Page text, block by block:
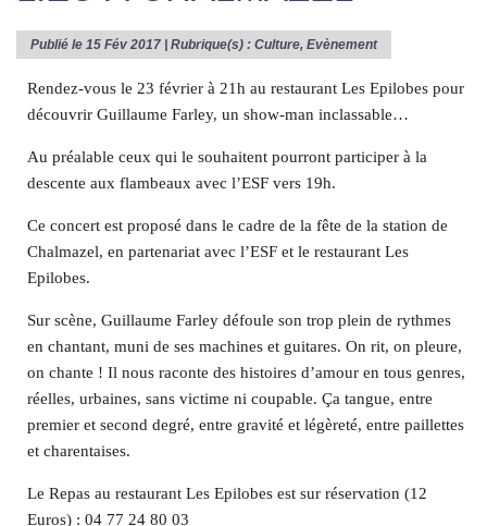
Publié le 15 Fév 2017 | Rubrique(s) : Culture, Evènement
Rendez-vous le 23 février à 21h au restaurant Les Epilobes pour
découvrir Guillaume Farley, un show-man inclassable…
Au préalable ceux qui le souhaitent pourront participer à la
descente aux flambeaux avec l’ESF vers 19h.
Ce concert est proposé dans le cadre de la fête de la station de
Chalmazel, en partenariat avec l’ESF et le restaurant Les
Epilobes.
Sur scène, Guillaume Farley défoule son trop plein de rythmes
en chantant, muni de ses machines et guitares. On rit, on pleure,
on chante ! Il nous raconte des histoires d’amour en tous genres,
réelles, urbaines, sans victime ni coupable. Ça tangue, entre
premier et second degré, entre gravité et légèreté, entre paillettes
et charentaises.
Le Repas au restaurant Les Epilobes est sur réservation (12
Euros) : 04 77 24 80 03